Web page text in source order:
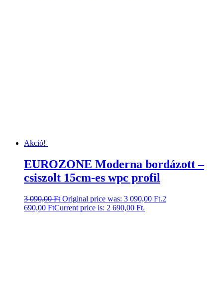
Akció!
EUROZONE Moderna bordázott –
csiszolt 15cm-es wpc profil
3 090,00Ft Original price was: 3 090,00 Ft.2
690,00 FtCurrent price is: 2 690,00 Ft.